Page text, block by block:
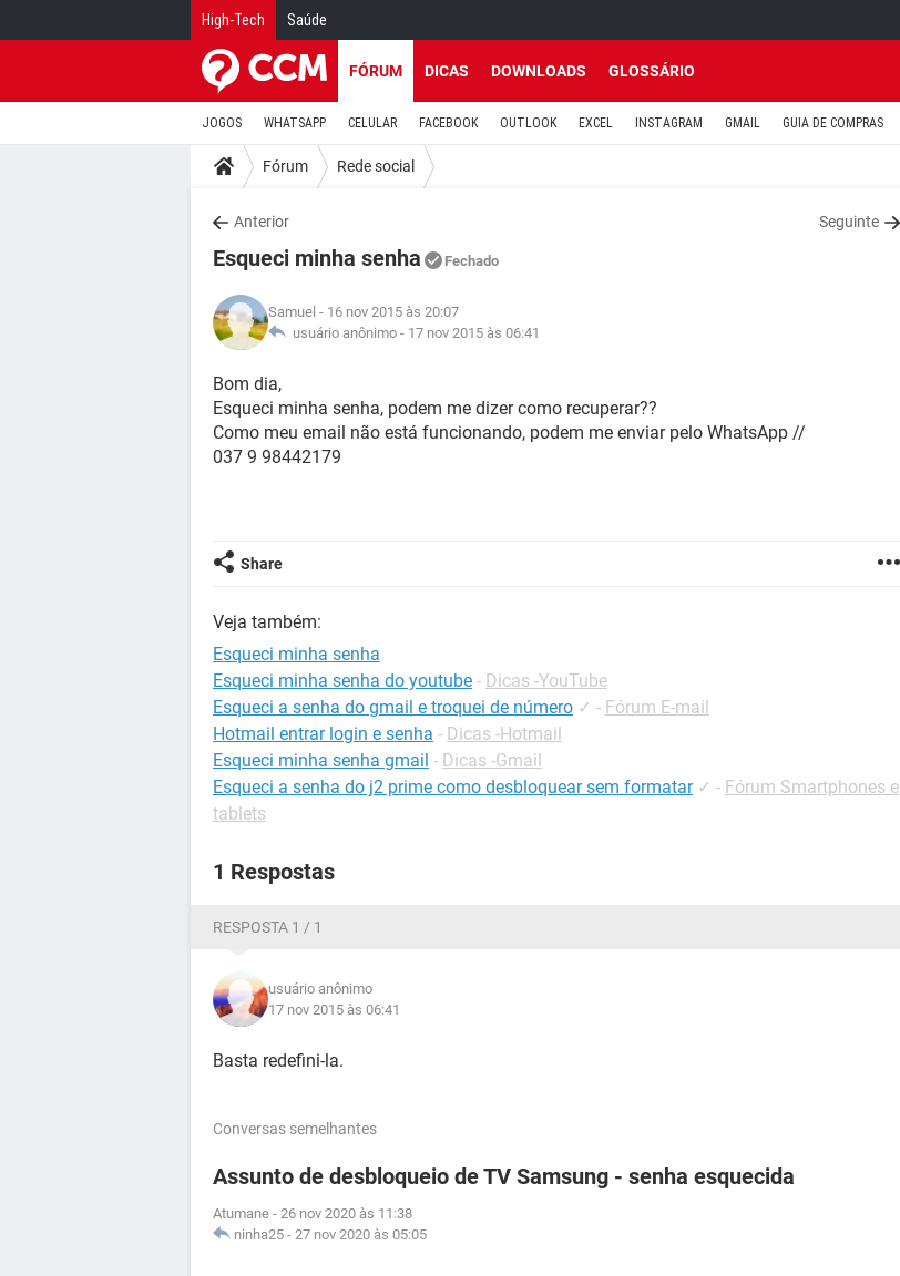
High-Tech Saúde
FÓRUM DICAS DOWNLOADS GLOSSÁRIO
JOGOS WHATSAPP CELULAR FACEBOOK OUTLOOK EXCEL INSTAGRAM GMAIL GUIA DE COMPRAS
Fórum Rede social
Anterior Seguinte
Esqueci minha senha Fechado
Samuel - 16 nov 2015 às 20:07
usuário anônimo - 17 nov 2015 às 06:41
Bom dia,
Esqueci minha senha, podem me dizer como recuperar??
Como meu email não está funcionando, podem me enviar pelo WhatsApp //
037 9 98442179
Share
Veja também:
Esqueci minha senha
Esqueci minha senha do youtube - Dicas -YouTube
Esqueci a senha do gmail e troquei de número ✓ - Fórum E-mail
Hotmail entrar login e senha - Dicas -Hotmail
Esqueci minha senha gmail - Dicas -Gmail
Esqueci a senha do j2 prime como desbloquear sem formatar ✓ - Fórum Smartphones e
tablets
1 Respostas
RESPOSTA 1 / 1
usuário anônimo
17 nov 2015 às 06:41
Basta redefini-la.
Conversas semelhantes
Assunto de desbloqueio de TV Samsung - senha esquecida
Atumane - 26 nov 2020 às 11:38
ninha25 - 27 nov 2020 às 05:05